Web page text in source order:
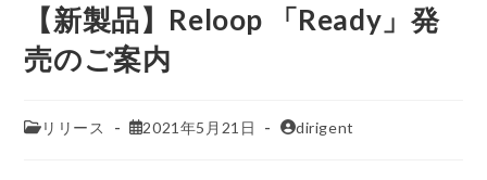
【新製品】Reloop 「Ready」発
売のご案内
リリース 2021年5月21日 dirigent